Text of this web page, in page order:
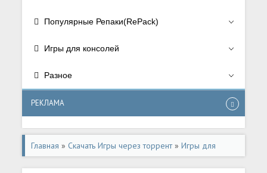
Популярные Репаки(RePack)
Игры для консолей
Разное
РЕКЛАМА
Главная » Скачать Игры через торрент»Игры для
консолей»Игры для Nintendo Switch